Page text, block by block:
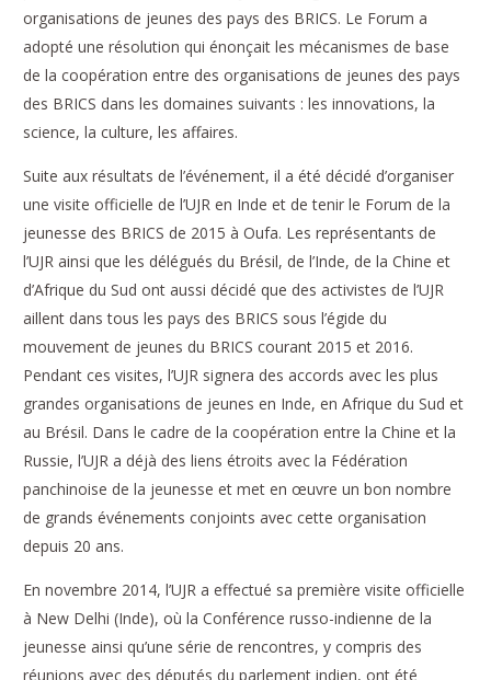
organisations de jeunes des pays des BRICS. Le Forum a
adopté une résolution qui énonçait les mécanismes de base
de la coopération entre des organisations de jeunes des pays
des BRICS dans les domaines suivants : les innovations, la
science, la culture, les affaires.
Suite aux résultats de l’événement, il a été décidé d’organiser
une visite officielle de l’UJR en Inde et de tenir le Forum de la
jeunesse des BRICS de 2015 à Oufa. Les représentants de
l’UJR ainsi que les délégués du Brésil, de l’Inde, de la Chine et
d’Afrique du Sud ont aussi décidé que des activistes de l’UJR
aillent dans tous les pays des BRICS sous l’égide du
mouvement de jeunes du BRICS courant 2015 et 2016.
Pendant ces visites, l’UJR signera des accords avec les plus
grandes organisations de jeunes en Inde, en Afrique du Sud et
au Brésil. Dans le cadre de la coopération entre la Chine et la
Russie, l’UJR a déjà des liens étroits avec la Fédération
panchinoise de la jeunesse et met en œuvre un bon nombre
de grands événements conjoints avec cette organisation
depuis 20 ans.
En novembre 2014, l’UJR a effectué sa première visite officielle
à New Delhi (Inde), où la Conférence russo-indienne de la
jeunesse ainsi qu’une série de rencontres, y compris des
réunions avec des députés du parlement indien, ont été